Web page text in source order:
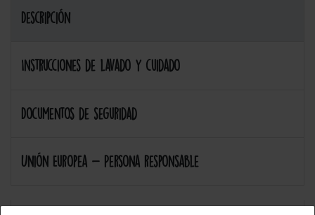
Descripción
Instrucciones de lavado y cuidado
Documentos de seguridad
Unión Europea - Persona responsable